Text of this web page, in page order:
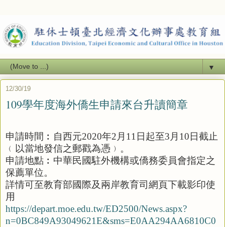
▼
12/30/19
109學年度海外僑生申請來台升讀簡章
申請時間︰自西元2020年2 月 11 日起至3 月 10 日截止
﹙以當地發信之郵戳為憑﹚。
申請地點︰中華民國駐外機構或僑務委員會指定之
保薦單位。
詳情可至教育部國際及兩岸教育司網頁下載影印使
用
https://depart.moe.edu.tw/ED2500/News.aspx?
n=0BC849A93049621E&sms=E0AA294AA6810C0